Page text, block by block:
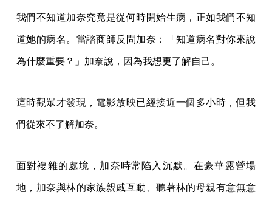
我們不知道加奈究竟是從何時開始生病，正如我們不知
道她的病名。當諮商師反問加奈：「知道病名對你來說
為什麼重要？」加奈說，因為我想更了解自己。
這時觀眾才發現，電影放映已經接近一個多小時，但我
們從來不了解加奈。
面對複雜的處境，加奈時常陷入沉默。在豪華露營場
地，加奈與林的家族親戚互動、聽著林的母親有意無意